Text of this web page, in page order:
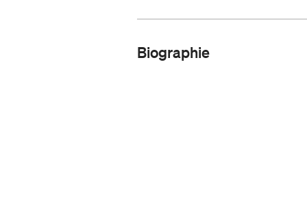
Biographie